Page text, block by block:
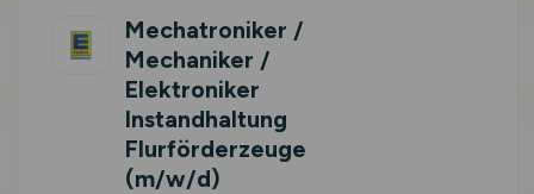
Mechatroniker /
Mechaniker /
Elektroniker
Instandhaltung
Flurförderzeuge
(m/w/d)